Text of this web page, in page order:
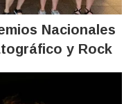
Nacionales
y Rock